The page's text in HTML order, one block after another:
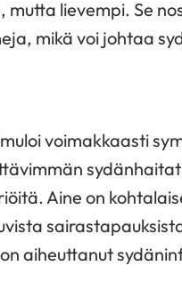
mutta lievempi. Se
mikä voi johtaa
voimakkaasti
Aine on
aiheuttanut